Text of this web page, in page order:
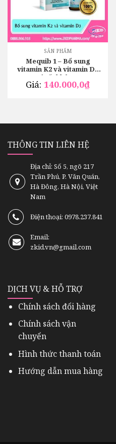
SẢN PHẨM
Mequib 1 – Bổ sung
vitamin K2 và vitamin D3
có tốt không?
Giá: 140.000,0₫
THÔNG TIN LIÊN HỆ
Địa chỉ: Số 5, ngõ 217
Trần Phú, P. Văn Quán,
Hà Đông, Hà Nội, Việt
Nam
Điện thoại: 0978.237.841
Email:
zkid.vn@gmail.com
DỊCH VỤ & HỖ TRỢ
Chính sách đổi hàng
Chính sách vận
chuyển
Hình thức thanh toán
Hướng dẫn mua hàng